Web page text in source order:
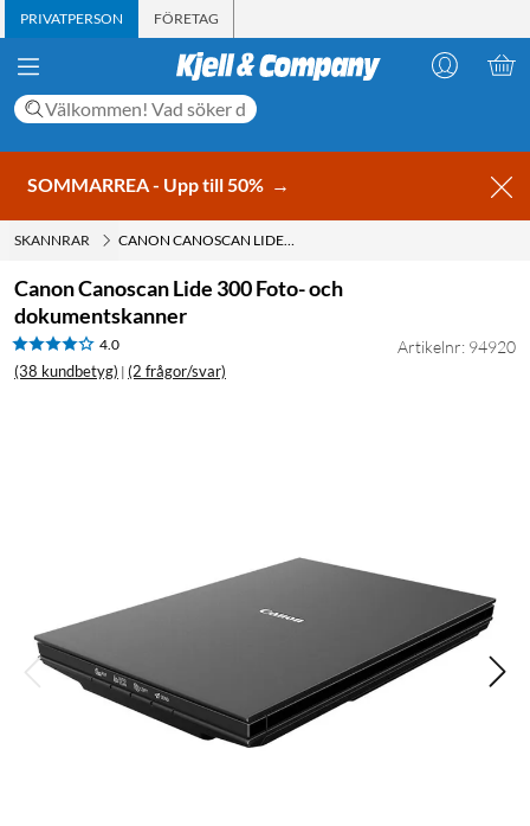
PRIVATPERSON FÖRETAG
SOMMARREA - Upp till 50% →
SKANNRAR CANON CANOSCAN LIDE 300 FOTO- OCH DOKUMENTSKANNER
Canon Canoscan Lide 300 Foto- och
dokumentskanner
4.0
(38 kundbetyg) | (2 frågor/svar)
Artikelnr: 94920